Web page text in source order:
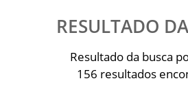
EVENTOS
RESULTADO
Resultado da busca
156 resultados